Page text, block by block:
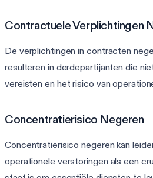
Contractuele Verplichtingen
De verplichtingen in contracten
resulteren in derdepartijanten die
vereisten en het risico van
Concentratierisico Negeren
Concentratierisico negeren kan
operationele verstoringen als een